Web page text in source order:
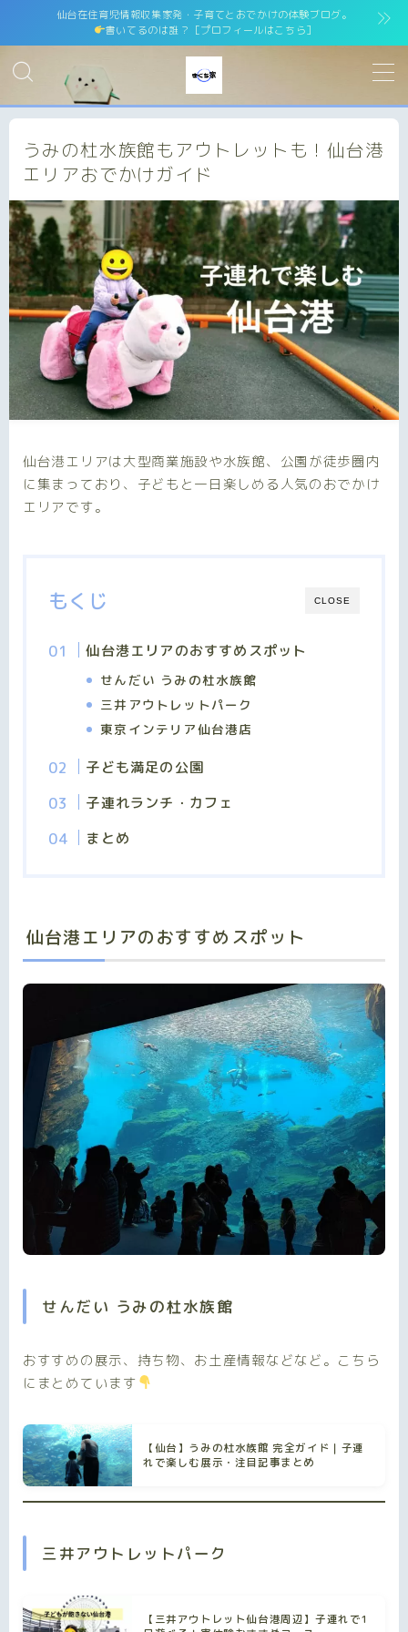
仙台在住育児情報収集家発・子育てとおでかけの体験ブログ。
書いてるのは誰？［プロフィールはこちら］
MENU
運営者情報 運営者紹介
サイトマップ site map
プライバシーポリシー Privacy Policy
免責事項
お問い合わせ contact
うみの杜水族館もアウトレットも！仙台港
エリアおでかけガイド
仙台港エリアは大型商業施設や水族館、公園が徒歩圏内
に集まっており、子どもと一日楽しめる人気のおでかけ
エリアです。
CLOSE
もくじ
仙台港エリアのおすすめスポット
せんだい うみの杜水族館
三井アウトレットパーク
東京インテリア仙台港店
子ども満足の公園
子連れランチ・カフェ
まとめ
仙台港エリアのおすすめスポット
せんだい うみの杜水族館
おすすめの展示、持ち物、お土産情報などなど。こちら
にまとめています
【仙台】うみの杜水族館 完全ガイド｜子連
れで楽しむ展示・注目記事まとめ
三井アウトレットパーク
【三井アウトレット仙台港周辺】子連れで1